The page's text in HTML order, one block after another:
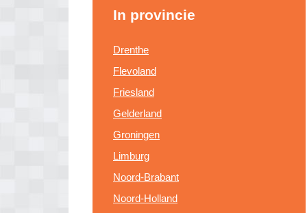
In provincie
Drenthe
Flevoland
Friesland
Gelderland
Groningen
Limburg
Noord-Brabant
Noord-Holland